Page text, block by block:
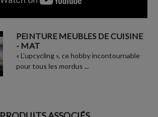
PEINTURE MEUBLES DE CUISINE
- MAT
« L’upcycling », ce hobby incontournable
pour tous les mordus ...